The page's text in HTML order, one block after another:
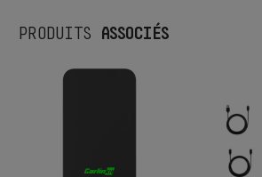
PRODUITS ASSOCIÉS